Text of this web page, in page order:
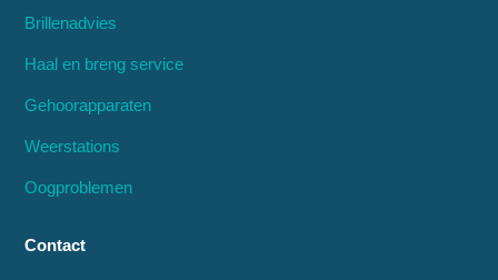
Brillenadvies
Haal en breng service
Gehoorapparaten
Weerstations
Oogproblemen
Contact